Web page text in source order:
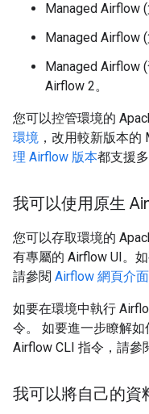
Managed Airflow
Managed Airflow
Managed Airflow
Airflow 2。
您可以控管環境的
環境 ，改用較新版本
理 Airflow 版本都支援
我可以使用原生
您可以存取環境的
有專屬的 Airflow UI。
請參閱 Airflow 網頁介面
如要在環境中執行
令。 如要進一步瞭解
Airflow CLI 指令，請參
我可以將自己的資